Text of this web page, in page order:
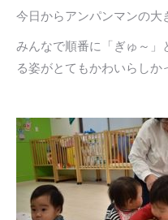
今日からアンパンマンの大
みんなで順番に「ぎゅ～」
る姿がとてもかわいらしか